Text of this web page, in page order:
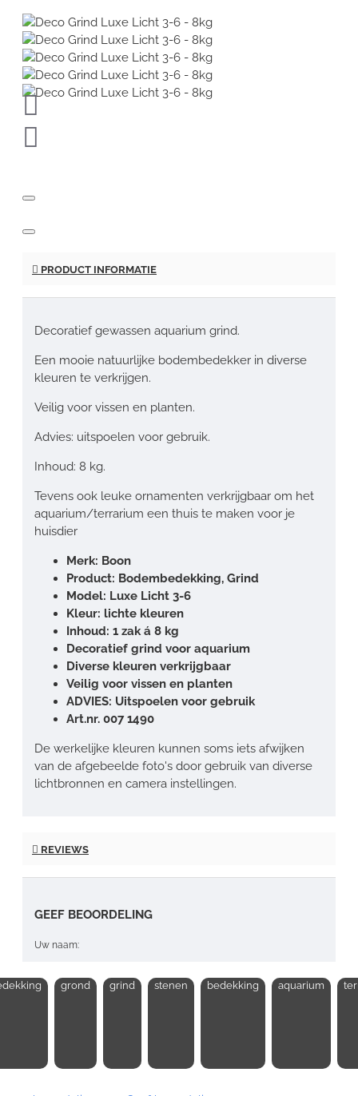
PRODUCT INFORMATIE
Decoratief gewassen aquarium grind.
Een mooie natuurlijke bodembedekker in diverse
kleuren te verkrijgen.
Veilig voor vissen en planten.
Advies: uitspoelen voor gebruik.
Inhoud: 8 kg.
Tevens ook leuke ornamenten verkrijgbaar om het
aquarium/terrarium een thuis te maken voor je
huisdier
Merk: Boon
Product: Bodembedekking, Grind
Model: Luxe Licht 3-6
Kleur: lichte kleuren
Inhoud: 1 zak á 8 kg
Decoratief grind voor aquarium
Diverse kleuren verkrijgbaar
Veilig voor vissen en planten
ADVIES: Uitspoelen voor gebruik
Art.nr. 007 1490
De werkelijke kleuren kunnen soms iets afwijken
van de afgebeelde foto's door gebruik van diverse
lichtbronnen en camera instellingen.
REVIEWS
GEEF BEOORDELING
Uw naam:
Opmerking:
grond grind stenen bedekking aquarium